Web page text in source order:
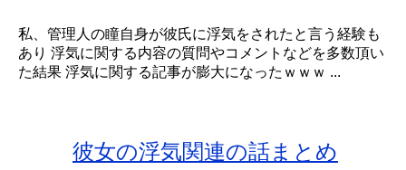
私、管理人の瞳自身が彼氏に浮気をされたと言う経験も
あり 浮気に関する内容の質問やコメントなどを多数頂い
た結果 浮気に関する記事が膨大になったｗｗｗ ...
彼女の浮気関連の話まとめ